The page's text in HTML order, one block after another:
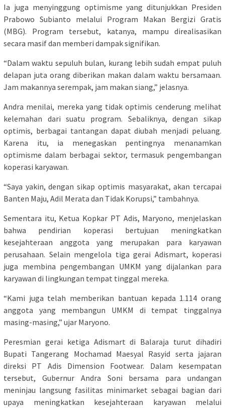
Ia juga menyinggung optimisme yang ditunjukkan Presiden
Prabowo Subianto melalui Program Makan Bergizi Gratis
(MBG). Program tersebut, katanya, mampu direalisasikan
secara masif dan memberi dampak signifikan.
“Dalam waktu sepuluh bulan, kurang lebih sudah empat puluh
delapan juta orang diberikan makan dalam waktu bersamaan.
Jam makannya serempak, jam makan siang,” jelasnya.
Andra menilai, mereka yang tidak optimis cenderung melihat
kelemahan dari suatu program. Sebaliknya, dengan sikap
optimis, berbagai tantangan dapat diubah menjadi peluang.
Karena itu, ia menegaskan pentingnya menanamkan
optimisme dalam berbagai sektor, termasuk pengembangan
koperasi karyawan.
“Saya yakin, dengan sikap optimis masyarakat, akan tercapai
Banten Maju, Adil Merata dan Tidak Korupsi,” tambahnya.
Sementara itu, Ketua Kopkar PT Adis, Maryono, menjelaskan
bahwa pendirian koperasi bertujuan meningkatkan
kesejahteraan anggota yang merupakan para karyawan
perusahaan. Selain mengelola tiga gerai Adismart, koperasi
juga membina pengembangan UMKM yang dijalankan para
karyawan di lingkungan tempat tinggal mereka.
“Kami juga telah memberikan bantuan kepada 1.114 orang
anggota yang membangun UMKM di tempat tinggalnya
masing-masing,” ujar Maryono.
Peresmian gerai ketiga Adismart di Balaraja turut dihadiri
Bupati Tangerang Mochamad Maesyal Rasyid serta jajaran
direksi PT Adis Dimension Footwear. Dalam kesempatan
tersebut, Gubernur Andra Soni bersama para undangan
meninjau langsung fasilitas minimarket sebagai bagian dari
upaya meningkatkan kesejahteraan karyawan melalui